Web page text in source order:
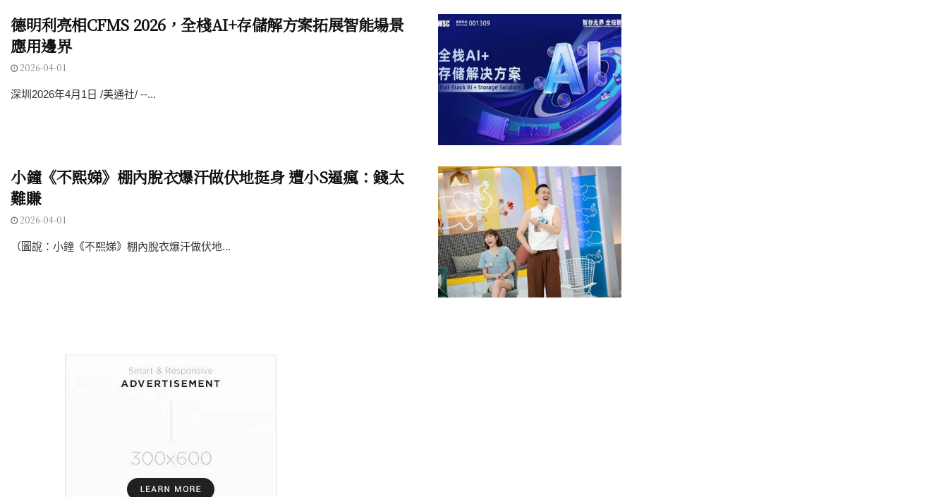
德明利亮相CFMS 2026，全棧AI+存儲解方案拓展智能場景
應用邊界
2026-04-01
深圳2026年4月1日 /美通社/ --...
小鐘《不熙娣》棚內脫衣爆汗做伏地挺身 遭小S逼瘋：錢太
難賺
2026-04-01
（圖說：小鐘《不熙娣》棚內脫衣爆汗做伏地...